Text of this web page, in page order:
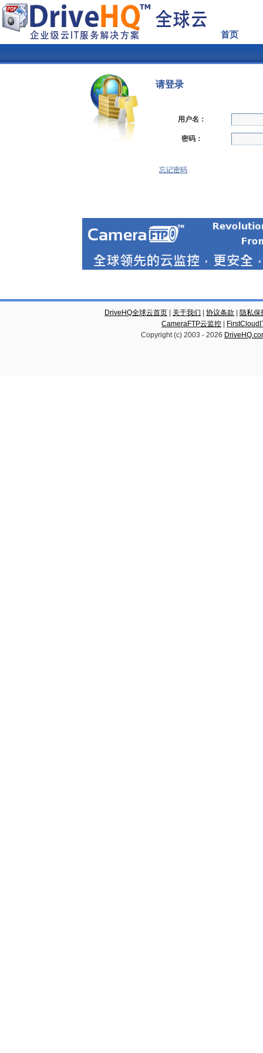
首页
请登录
用户名：
密码：
忘记密码
DriveHQ全球云首页 关于我们 协议条款
隐私保
CameraFTP云监控
Copyright (c) 2003 - 2026